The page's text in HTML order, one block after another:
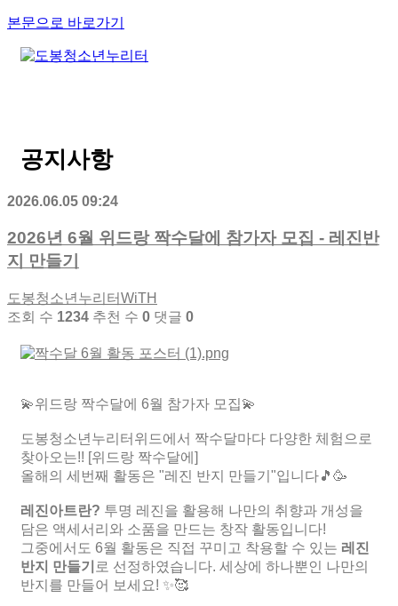
본문으로 바로가기
공지사항
2026.06.05 09:24
2026년 6월 위드랑 짝수달에 참가자 모집 - 레진반
지 만들기
도봉청소년누리터WiTH
조회 수 1234 추천 수 0 댓글 0
💫위드랑 짝수달에 6월 참가자 모집💫
도봉청소년누리터위드에서 짝수달마다 다양한 체험으로
찾아오는!! [위드랑 짝수달에]
올해의 세번째 활동은 "레진 반지 만들기"입니다🎵🥳
레진아트란? 투명 레진을 활용해 나만의 취향과 개성을
담은 액세서리와 소품을 만드는 창작 활동입니다!
그중에서도 6월 활동은 직접 꾸미고 착용할 수 있는 레진
반지 만들기 로 선정하였습니다. 세상에 하나뿐인 나만의
반지를 만들어 보세요! ✨🥰